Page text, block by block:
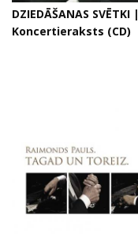
DZIEDĀŠANAS SVĒTKI |
Koncertieraksts (CD)